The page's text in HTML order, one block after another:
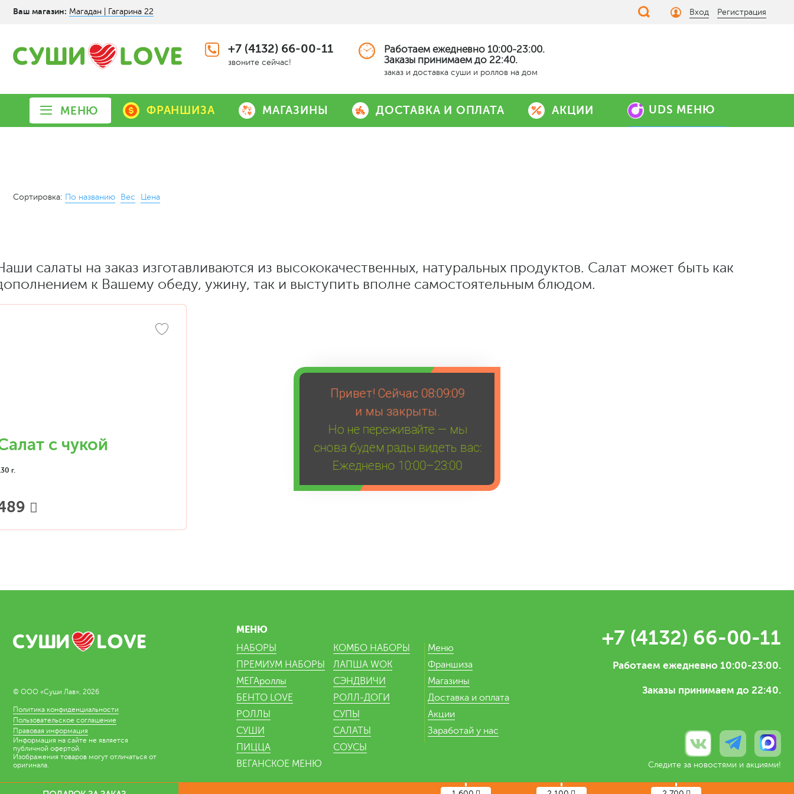
Привет! Сейчас 08:09:09
и мы закрыты.
Но не переживайте — мы
снова будем рады видеть вас:
Ежедневно 10:00–23:00
Ваш магазин: Магадан | Гагарина 22 Вход Регистрация
+7 (4132) 66-00-11
звоните сейчас!
Работаем ежедневно 10:00-23:00.
Заказы принимаем до 22:40.
заказ и доставка суши и роллов на дом
МЕНЮ ФРАНШИЗА МАГАЗИНЫ ДОСТАВКА И ОПЛАТА АКЦИИ UDS МЕНЮ
Сортировка: По названию Вес Цена
салаты на заказ изготавливаются из высококачественных, натуральных продуктов. Салат может быть как
к Вашему обеду, ужину, так и выступить вполне самостоятельным блюдом.
с чукой
г.
© ООО «Суши Лав», 2026
Политика конфиденциальности
Пользовательское соглашение
Правовая информация
Информация на сайте не является
публичной офертой.
Изображения товаров могут отличаться от
оригинала.
МЕНЮ
НАБОРЫ
ПРЕМИУМ НАБОРЫ
МЕГАроллы
БЕНТО LOVE
РОЛЛЫ
СУШИ
ПИЦЦА
ВЕГАНСКОЕ МЕНЮ
КОМБО НАБОРЫ
ЛАПША WOK
СЭНДВИЧИ
РОЛЛ-ДОГИ
СУПЫ
САЛАТЫ
СОУСЫ
Меню
Франшиза
Магазины
Доставка и оплата
Акции
Заработай у нас
+7 (4132) 66-00-11
Работаем ежедневно 10:00-23:00.
Заказы принимаем до 22:40.
Следите за новостями и акциями!